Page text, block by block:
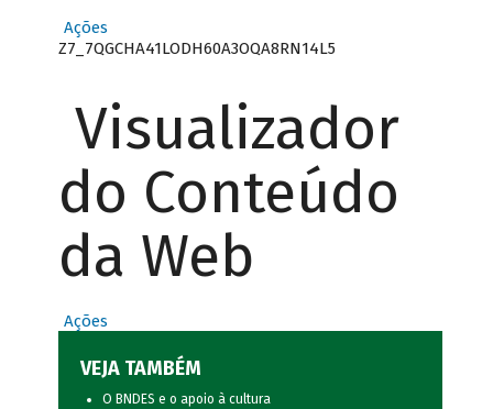
Ações
Z7_7QGCHA41LODH60A3OQA8RN14L5
Visualizador
do Conteúdo
da Web
Ações
VEJA TAMBÉM
O BNDES e o apoio à cultura